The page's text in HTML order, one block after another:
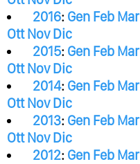
2016: Gen Feb Mar
Ott Nov Dic
2015: Gen Feb Mar
Ott Nov Dic
2014: Gen Feb Mar
Ott Nov Dic
2013: Gen Feb Mar
Ott Nov Dic
2012: Gen Feb Mar